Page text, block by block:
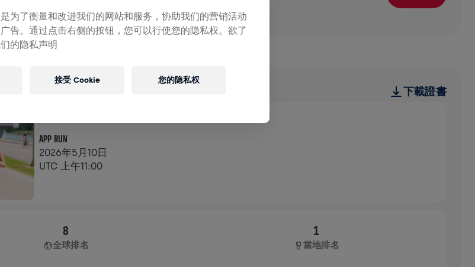
！你的每一塊捐款都將貢獻於脊髓研究。
下載證書
APP RUN
2026年5月10日
UTC 上午11:00
8
全球排名
1
當地排名
为了衡量和改进我们的网站和服务，协助我们的营销活动
告。通过点击右侧的按钮，您可以行使您的隐私权。欲了
的隐私声明
您的隐私权
接受 Cookie